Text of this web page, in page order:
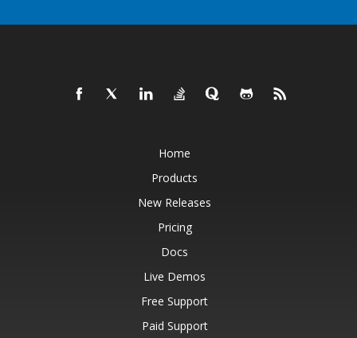
Home
Products
New Releases
Pricing
Docs
Live Demos
Free Support
Paid Support